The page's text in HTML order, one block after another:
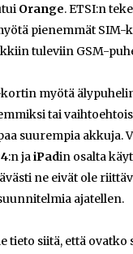
Orange. ETSI:n
pienemmät SIM-
tuleviin GSM-
myötä
tai
suurempia akkuja.
:n jaiPadin osalta
ne eivät ole
ajatellen.
tieto siitä, että